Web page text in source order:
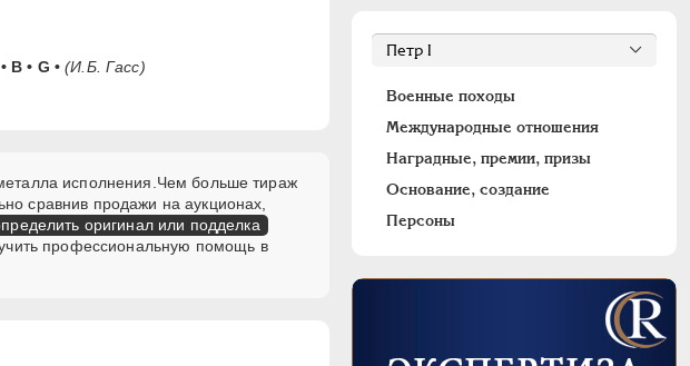
B • G • (И.Б. Гасс)
исполнения.Чем больше тираж
сравнив продажи на аукционах,
оригинал или подделка
профессиональную помощь в
Военные походы
Международные отношения
Наградные, премии, призы
Основание, создание
Персоны